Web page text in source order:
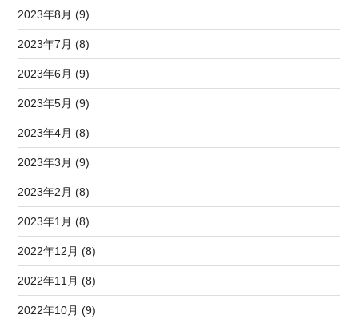
2023年8月 (9)
2023年7月 (8)
2023年6月 (9)
2023年5月 (9)
2023年4月 (8)
2023年3月 (9)
2023年2月 (8)
2023年1月 (8)
2022年12月 (8)
2022年11月 (8)
2022年10月 (9)